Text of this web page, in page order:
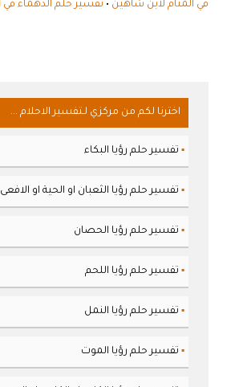
في المنام لابن شاهين • تفسير حلم الدهماء في
اخترنا لكم من مركزي لـتفسير الاحلام ...
▪ تفسير حلم رؤيا البكاء
▪ تفسير حلم رؤيا الثعبان او الحية او الافعى
▪ تفسير حلم رؤيا الحصان
▪ تفسير حلم رؤيا اللحم
▪ تفسير حلم رؤيا النمل
▪ تفسير حلم رؤيا الموت